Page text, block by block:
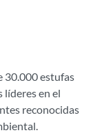
30.000 estufas
líderes en el
reconocidas